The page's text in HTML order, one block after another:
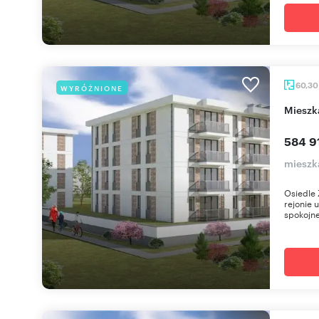
WYRÓŻNIONE 60,30
584
Osiedle
rejonie